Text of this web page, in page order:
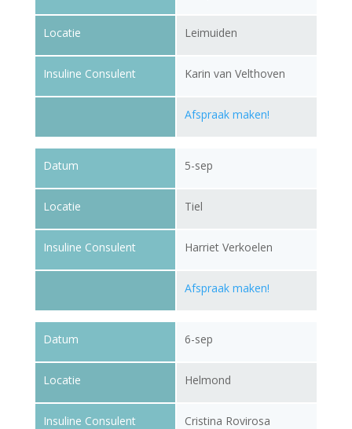
Locatie
Insuline Consulent
Leimuiden
Karin van Velthoven
Afspraak maken!
Datum
Locatie
Insuline Consulent
5-sep
Tiel
Harriet Verkoelen
Afspraak maken!
Datum
Locatie
Insuline Consulent
6-sep
Helmond
Cristina Rovirosa